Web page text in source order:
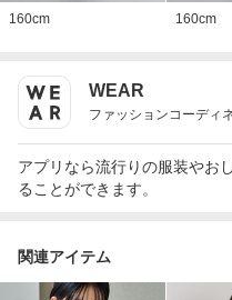
160cm 160cm
WEAR
ファッションコーディ
アプリなら流行りの服装やお
ることができます。
関連アイテム